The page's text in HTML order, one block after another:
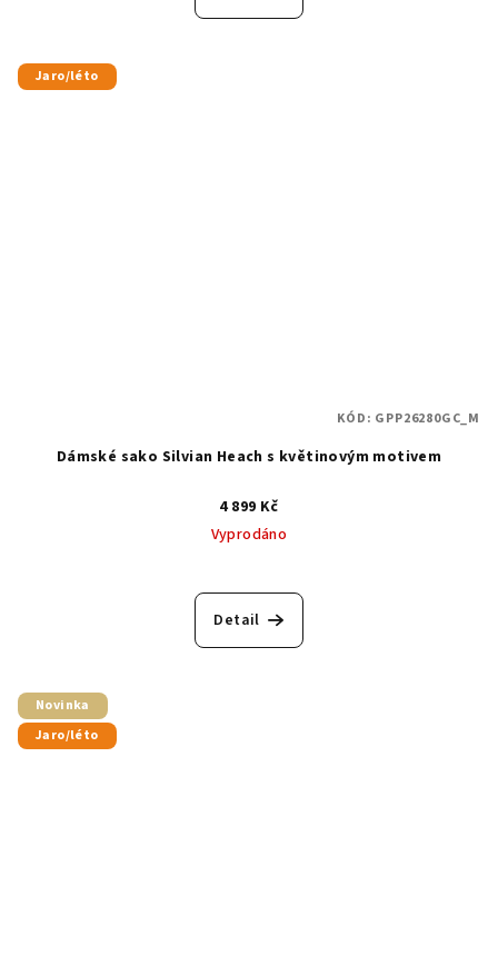
Jaro/léto
Dámské sako Silvian Heach s květinovým motivem
4 899 Kč
Vyprodáno
Detail
KÓD: GPP26280GC_M
Novinka
Jaro/léto